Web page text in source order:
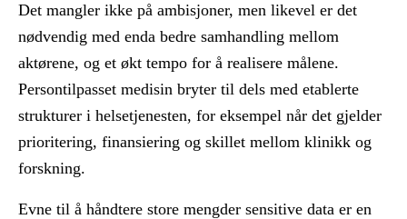
Det mangler ikke på ambisjoner, men likevel er det
nødvendig med enda bedre samhandling mellom
aktørene, og et økt tempo for å realisere målene.
Persontilpasset medisin bryter til dels med etablerte
strukturer i helsetjenesten, for eksempel når det gjelder
prioritering, finansiering og skillet mellom klinikk og
forskning.
Evne til å håndtere store mengder sensitive data er en